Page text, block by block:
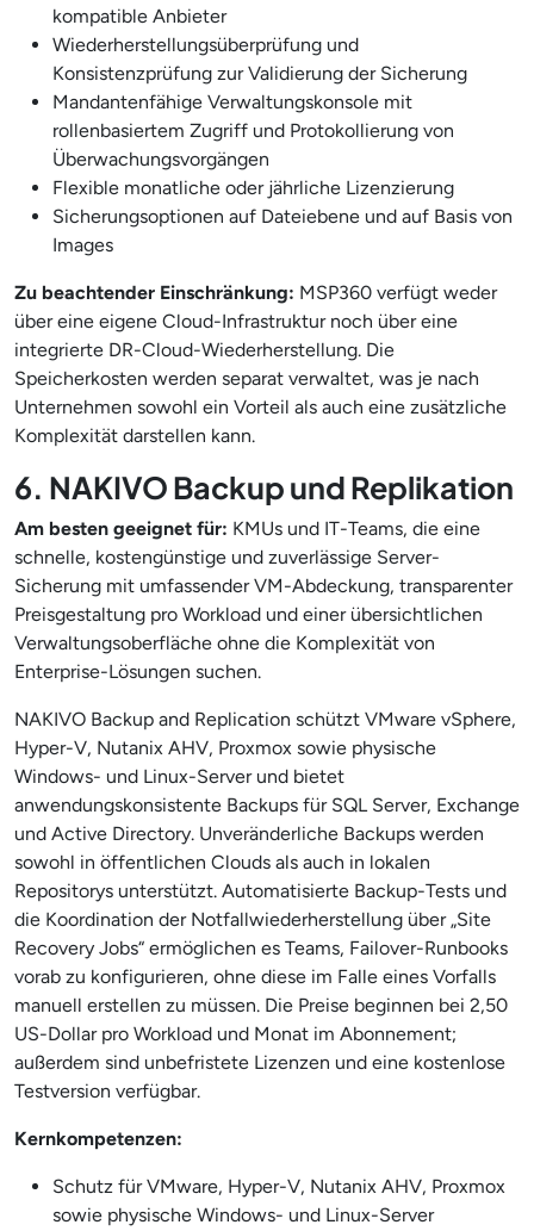
kompatible Anbieter
Wiederherstellungsüberprüfung und
Konsistenzprüfung zur Validierung der Sicherung
Mandantenfähige Verwaltungskonsole mit
rollenbasiertem Zugriff und Protokollierung von
Überwachungsvorgängen
Flexible monatliche oder jährliche Lizenzierung
Sicherungsoptionen auf Dateiebene und auf Basis von
Images
Zu beachtender Einschränkung: MSP360 verfügt weder
über eine eigene Cloud-Infrastruktur noch über eine
integrierte DR-Cloud-Wiederherstellung. Die
Speicherkosten werden separat verwaltet, was je nach
Unternehmen sowohl ein Vorteil als auch eine zusätzliche
Komplexität darstellen kann.
6. NAKIVO Backup und Replikation
Am besten geeignet für: KMUs und IT-Teams, die eine
schnelle, kostengünstige und zuverlässige Server-
Sicherung mit umfassender VM-Abdeckung, transparenter
Preisgestaltung pro Workload und einer übersichtlichen
Verwaltungsoberfläche ohne die Komplexität von
Enterprise-Lösungen suchen.
NAKIVO Backup and Replication schützt VMware vSphere,
Hyper-V, Nutanix AHV, Proxmox sowie physische
Windows- und Linux-Server und bietet
anwendungskonsistente Backups für SQL Server, Exchange
und Active Directory. Unveränderliche Backups werden
sowohl in öffentlichen Clouds als auch in lokalen
Repositorys unterstützt. Automatisierte Backup-Tests und
die Koordination der Notfallwiederherstellung über „Site
Recovery Jobs“ ermöglichen es Teams, Failover-Runbooks
vorab zu konfigurieren, ohne diese im Falle eines Vorfalls
manuell erstellen zu müssen. Die Preise beginnen bei 2,50
US-Dollar pro Workload und Monat im Abonnement;
außerdem sind unbefristete Lizenzen und eine kostenlose
Testversion verfügbar.
Kernkompetenzen:
Schutz für VMware, Hyper-V, Nutanix AHV, Proxmox
sowie physische Windows- und Linux-Server